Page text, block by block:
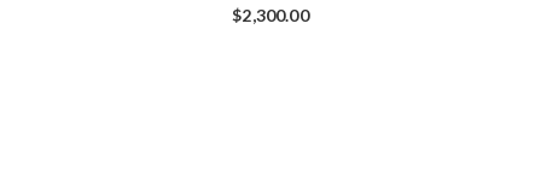
$2,300.00